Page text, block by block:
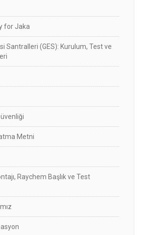
for Jaka
Santralleri (GES): Kurulum, Test ve
Metni
Raychem Başlık ve Test